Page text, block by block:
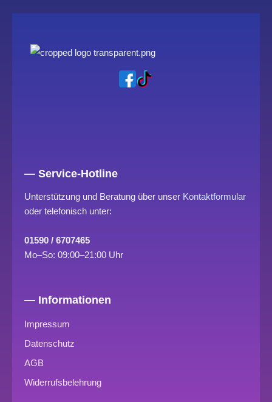
— Service-Hotline
Unterstützung und Beratung über unser Kontaktformular
oder telefonisch unter:
01590 / 6707465
Mo–So: 09:00–21:00 Uhr
— Informationen
Impressum
Datenschutz
AGB
Widerrufsbelehrung